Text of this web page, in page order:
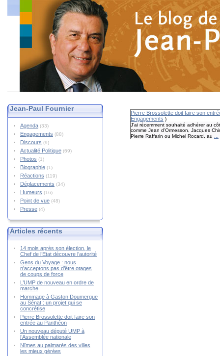
Jean-Paul Fournier
Agenda (33)
Engagements (88)
Discours (9)
Actualité Politique (69)
Photos (1)
Biographie (1)
Réactions (119)
Déplacements (34)
Humeurs (16)
Point de vue (48)
Presse (4)
Articles récents
14 mois après son élection, le
Chef de l’Etat découvre l’autorité
Gens du Voyage : nous
n’acceptons pas d’être otages
de coups de force
L’UMP de nouveau en ordre de
marche
Hommage à Gaston Doumergue
au Sénat : un projet qui se
concrétise
Pierre Brossolette doit faire son
entrée au Panthéon
Un nouveau député UMP à
l’Assemblée nationale
Nîmes au palmarès des villes
les mieux gérées
Pierre Brossolette doit faire son
Engagements )
J’ai récemment souhaité adhérer au
comme Jean d’Ormesson, Jacques
Pierre Raffarin ou Michel Rocard, au